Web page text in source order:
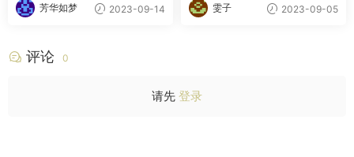
芳华如梦 2023-09-14 雯子 2023-09-05
评论 0
请先 登录